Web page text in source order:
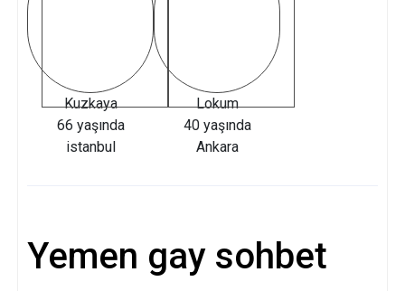
Kuzkaya
66 yaşında
istanbul
Lokum
40 yaşında
Ankara
Yemen gay sohbet